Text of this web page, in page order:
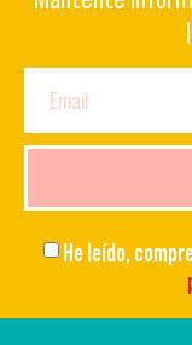
He leído,